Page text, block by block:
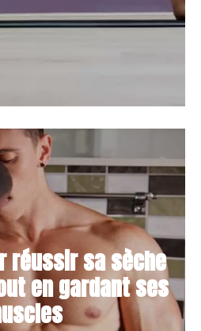
réussir sa sèche
en gardant ses